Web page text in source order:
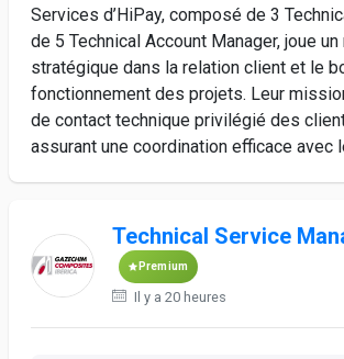
Services d’HiPay, composé de 3
de 5 Technical Account Manager, joue un
stratégique dans la relation client et le
fonctionnement des projets. Leur
de contact technique privilégié des
assurant une coordination efficace avec
Technical Service
Premium
Il y a 20 heures